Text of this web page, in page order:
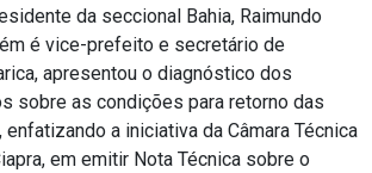
da seccional Bahia, Raimundo
é vice-prefeito e secretário de
apresentou o diagnóstico dos
sobre as condições para retorno das
a iniciativa da Câmara Técnica
em emitir Nota Técnica sobre o